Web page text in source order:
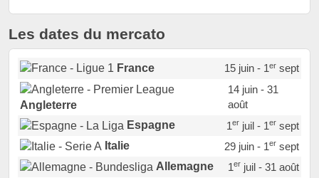
Les dates du mercato
France 15 juin - 1ersept
Angleterre
14 juin - 31
août
Espagne
1erjuil - 1ersept
Italie
29 juin - 1ersept
Allemagne
1erjuil - 31 août